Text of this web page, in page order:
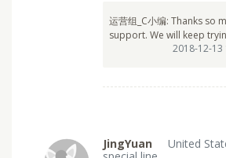
运营组_C小编: Thanks so
support. We will keep